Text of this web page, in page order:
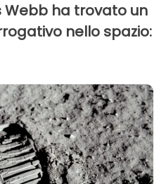
Webb ha trovato un
nello spazio: